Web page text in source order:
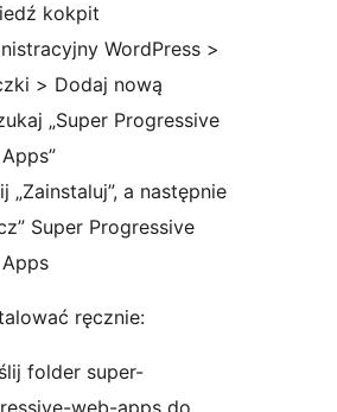
kokpit
WordPress >
> Dodaj nową
„Super Progressive
„Zainstaluj”, a następnie
Super Progressive
ręcznie:
folder super-